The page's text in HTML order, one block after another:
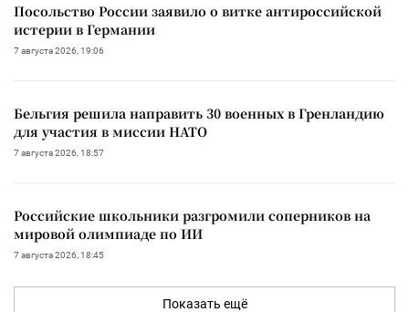
Посольство России заявило о витке антироссийской
истерии в Германии
7 августа 2026, 19:06
Бельгия решила направить 30 военных в Гренландию
для участия в миссии НАТО
7 августа 2026, 18:57
Российские школьники разгромили соперников на
мировой олимпиаде по ИИ
7 августа 2026, 18:45
Показать ещё